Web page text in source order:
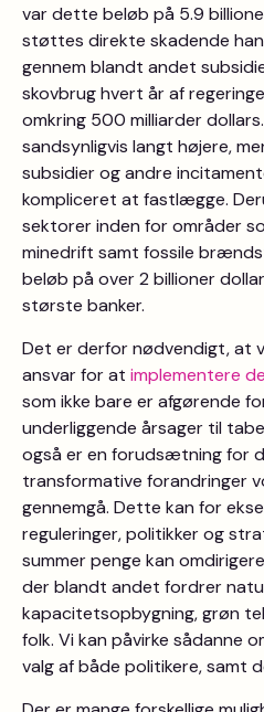
var dette beløb på 5.9
støttes direkte skadende
gennem blandt andet
skovbrug hvert år af
omkring 500 milliarder
sandsynligvis langt højere,
subsidier og andre
kompliceret at fastlægge.
sektorer inden for områder
minedrift samt fossile
beløb på over 2 billioner
største banker.
Det er derfor nødvendigt, at
ansvar for at implementere
som ikke bare er afgørende
underliggende årsager til
også er en forudsætning for
transformative forandringer
gennemgå. Dette kan for
reguleringer, politikker og
summer penge kan
der blandt andet fordrer
kapacitetsopbygning, grøn
folk. Vi kan påvirke sådanne
valg af både politikere, samt